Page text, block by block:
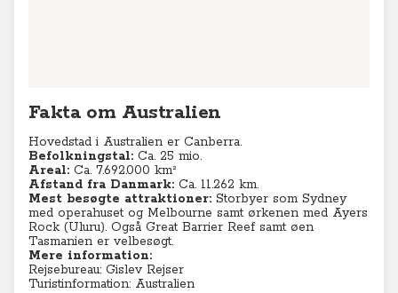
Fakta om Australien
Hovedstad i Australien er Canberra.
Befolkningstal: Ca. 25 mio.
Areal: Ca. 7.692.000 km²
Afstand fra Danmark: Ca. 11.262 km.
Mest besøgte attraktioner: Storbyer som Sydney
med operahuset og Melbourne samt ørkenen med Ayers
Rock (Uluru). Også Great Barrier Reefsamt øen
Tasmanien er velbesøgt.
Mere information:
Rejsebureau: Gislev Rejser
Turistinformation: Australien